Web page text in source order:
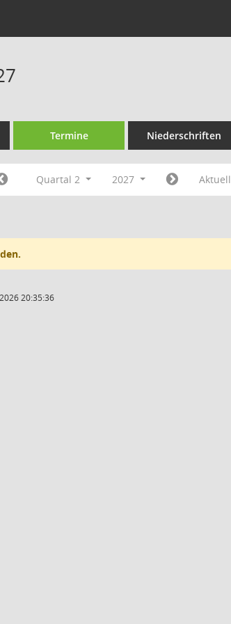
Termine Niederschriften
Quartal 2 2027 Aktuell
20:35:36